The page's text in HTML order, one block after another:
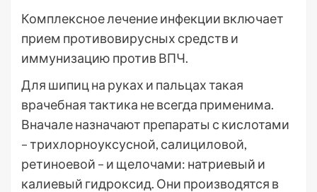
Комплексное лечение инфекции включает
прием противовирусных средств и
иммунизацию против ВПЧ.
Для шипиц на руках и пальцах такая
врачебная тактика не всегда применима.
Вначале назначают препараты с кислотами
– трихлорноуксусной, салициловой,
ретиноевой – и щелочами: натриевый и
калиевый гидроксид. Они производятся в